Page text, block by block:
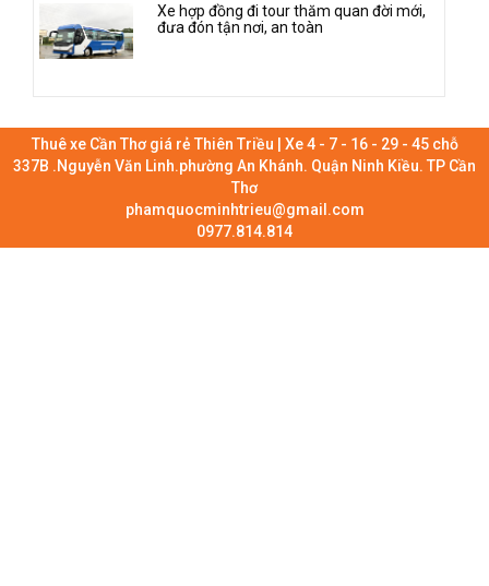
Xe hợp đồng đi tour thăm quan đời mới,
đưa đón tận nơi, an toàn
Thuê xe Cần Thơ giá rẻ Thiên Triều | Xe 4 - 7 - 16 - 29 - 45 chỗ
337B .Nguyễn Văn Linh.phường An Khánh. Quận Ninh Kiều. TP Cần
Thơ
phamquocminhtrieu@gmail.com
0977.814.814